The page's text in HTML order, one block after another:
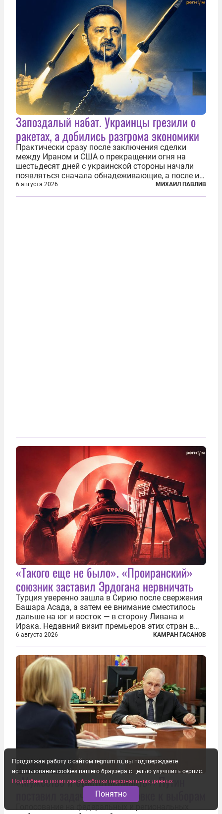
Запоздалый набат. Украинцы грезили о
ракетах, а добились разгрома экономики
Практически сразу после заключения сделки
между Ираном и США о прекращении огня на
шестьдесят дней с украинской стороны начали
появляться сначала обнадеживающие, а после и
вовсе бравурные заявления про некий «перелом»
в войне. Вероятно, в сознании первых лиц
6 августа 2026 МИХАИЛ ПАВЛИВ
«Такого еще не было». «Проиранский»
союзник заставил Эрдогана нервничать
Турция уверенно зашла в Сирию после свержения
Башара Асада, а затем ее внимание сместилось
дальше на юг и восток — в сторону Ливана и
Ирака. Недавний визит премьеров этих стран в
Анкару, договоры об участии турецкой компании
TPAO в разработке нефти иракского Киркука и
«Дороги развития» подтверждают...
6 августа 2026 КАМРАН ГАСАНОВ
«Мужество и ответственность»: Путин
поставил задачи по подготовке к выборам
Продолжая работу с сайтом regnum.ru, вы подтверждаете
использование cookies вашего браузера с целью улучшить сервис.
Подробнее о политике обработки персональных данных
Понятно